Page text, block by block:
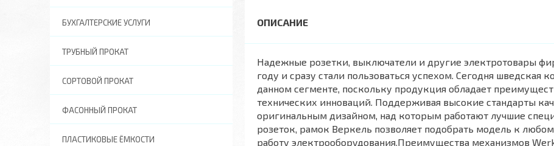
Надежные розетки, выключатели и другие электротовары
году и сразу стали пользоваться успехом. Сегодня
данном сегменте, поскольку продукция обладает
технических инноваций. Поддерживая высокие стандарты
оригинальным дизайном, над которым работают лучшие
розеток, рамок Веркель позволяет подобрать модель к
работу электрооборудования.Преимущества механизмов
БУХГАЛТЕРСКИЕ УСЛУГИ
ТРУБНЫЙ ПРОКАТ
СОРТОВОЙ ПРОКАТ
ФАСОННЫЙ ПРОКАТ
ПЛАСТИКОВЫЕ ЁМКОСТИ